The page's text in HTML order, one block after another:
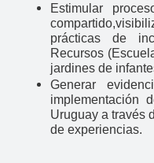
Estimular
prácticas de
Recursos
jardines de
Generar
implementación
Uruguay a través
de experiencias.